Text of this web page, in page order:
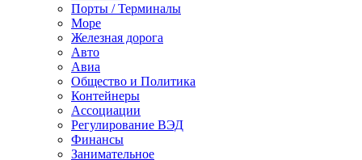
Порты / Терминалы
Море
Железная дорога
Авто
Авиа
Общество и Политика
Контейнеры
Ассоциации
Регулирование ВЭД
Финансы
Занимательное